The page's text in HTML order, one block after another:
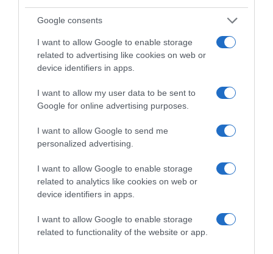
Google consents
I want to allow Google to enable storage
related to advertising like cookies on web or
device identifiers in apps.
I want to allow my user data to be sent to
Google for online advertising purposes.
I want to allow Google to send me
personalized advertising.
I want to allow Google to enable storage
related to analytics like cookies on web or
device identifiers in apps.
I want to allow Google to enable storage
related to functionality of the website or app.
Jegeskávé (Mogyorós-Kókuszos Hűsítő)